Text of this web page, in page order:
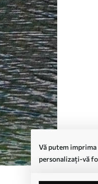
Vă putem imprima
personalizați-vă